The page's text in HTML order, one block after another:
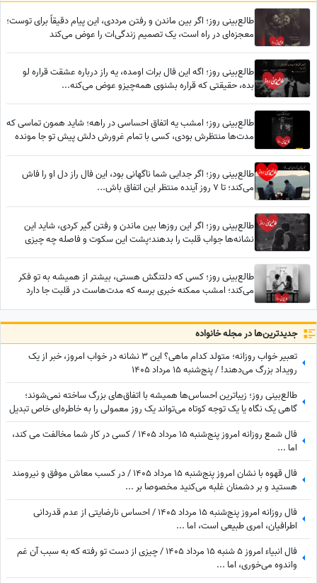
طالع‌بینی روز؛ اگر بین ماندن و رفتن مرددی، این پیام دقیقاً برای توست؛
معجزه‌ای در راه است، یک تصمیم زندگی‌ات را عوض می‌کند
طالع‌بینی روز؛ اگه این فال برات اومده، یه راز درباره عشقت قراره لو
بده، حقیقتی که قراره بشنوی همه‌چیزو عوض می‌کنه...
طالع‌بینی روز؛ امشب یه اتفاق احساسی در راهه؛ شاید همون تماسی که
مدت‌ها منتظرش بودی، کسی با تمام غرورش دلش پیش تو جا مونده
طالع‌بینی روز؛ اگر جدایی شما ناگهانی بود، این فال راز دل او را فاش
می‌کند؛ تا 7 روز آینده منتظر این اتفاق باش...
طالع‌بینی روز؛ اگر این روزها بین ماندن و رفتن گیر کردی، شاید این
نشانه‌ها جواب قلبت را بدهند؛پشت این سکوت و فاصله چه چیزی
طالع‌بینی روز؛ کسی که دلتنگش هستی، بیشتر از همیشه به تو فکر
می‌کند؛ امشب ممکنه خبری برسه که مدت‌هاست در قلبت جا دارد
جدید‌ترین‌ها در مجله خانواده
تعبیر خواب روزانه؛ متولد کدام ماهی؟ این 3 نشانه در خواب امروز، خبر از یک
رویداد بزرگ می‌دهند! / پنج‌شنبه 15 مرداد 1405
طالع‌بینی روز؛ زیباترین احساس‌ها همیشه با اتفاق‌های بزرگ ساخته نمی‌شوند؛
گاهی یک نگاه یا یک توجه کوتاه می‌تواند یک روز معمولی را به خاطره‌ای خاص تبدیل
کند / پنج‌شنبه 15 مرداد 1405
فال شمع روزانه امروز پنج‌شنبه 15 مرداد 1405 / کسی در کار شما مخالفت می کند،
اما ...
فال قهوه با نشان امروز پنج‌شنبه 15 مرداد 1405 / در کسب معاش موفق و نیرومند
هستید و بر دشمنان غلبه می‌کنید مخصوصا بر ...
فال روزانه امروز پنج‌شنبه 15 مرداد 1405 / احساس نارضایتی از عدم قدردانی
اطرافیان، امری طبیعی است، اما ...
فال انبیاء امروز 5 شنبه 15 مرداد 1405 / چیزی از دست تو رفته که به سبب آن غم
واندوه می‌خوری، اما ...